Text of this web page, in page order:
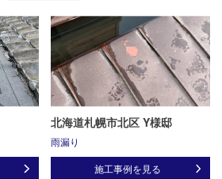
北海道札幌市北区 Y様邸
雨漏り
施工事例を見る